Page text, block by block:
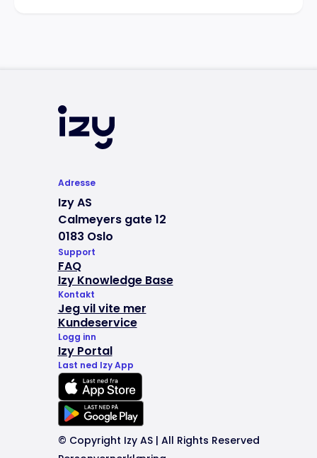
Adresse
Izy AS
Calmeyers gate 12
0183 Oslo
Support
FAQ
Izy Knowledge Base
Kontakt
Jeg vil vite mer
Kundeservice
Logg inn
Izy Portal
Last ned Izy App
© Copyright Izy AS | All Rights Reserved